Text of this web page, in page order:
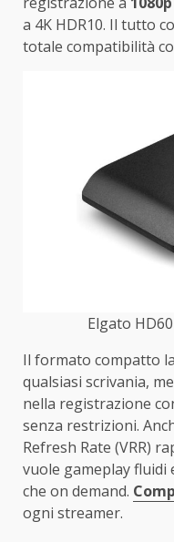
a 4K HDR10. Il tutto
totale compatibilità
Elgato
Il formato compatto
qualsiasi scrivania,
nella registrazione
senza restrizioni.
Refresh Rate (VRR)
vuole gameplay fluidi
che on demand.
ogni streamer.